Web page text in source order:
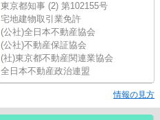
東京都知事 (2) 第102155号
宅地建物取引業免許
(公社)全日本不動産協会
(公社)不動産保証協会
(社)東京都不動産関連業協会
全日本不動産政治連盟
情報の見方